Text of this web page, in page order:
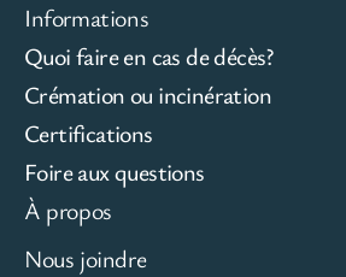
Informations
Quoi faire en cas de décès?
Crémation ou incinération
Certifications
Foire aux questions
À propos
Nous joindre